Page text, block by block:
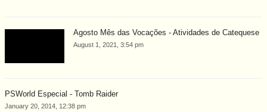
Agosto Mês das Vocações - Atividades de Catequese
August 1, 2021, 3:54 pm
PSWorld Especial - Tomb Raider
January 20, 2014, 12:38 pm